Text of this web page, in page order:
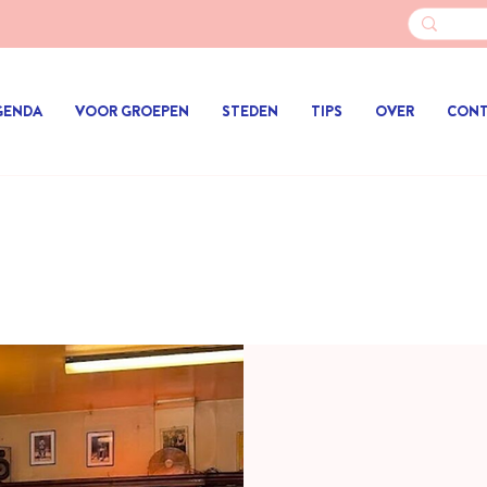
VOOR GROEPEN STEDEN TIPS OVER